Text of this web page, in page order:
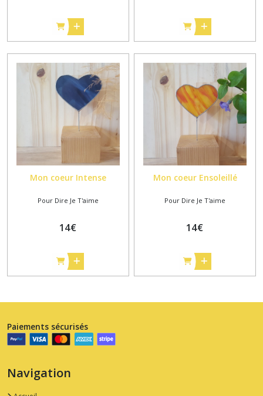
Mon coeur Intense
Pour Dire Je T'aime
14€
Mon coeur Ensoleillé
Pour Dire Je T'aime
14€
Paiements sécurisés
Navigation